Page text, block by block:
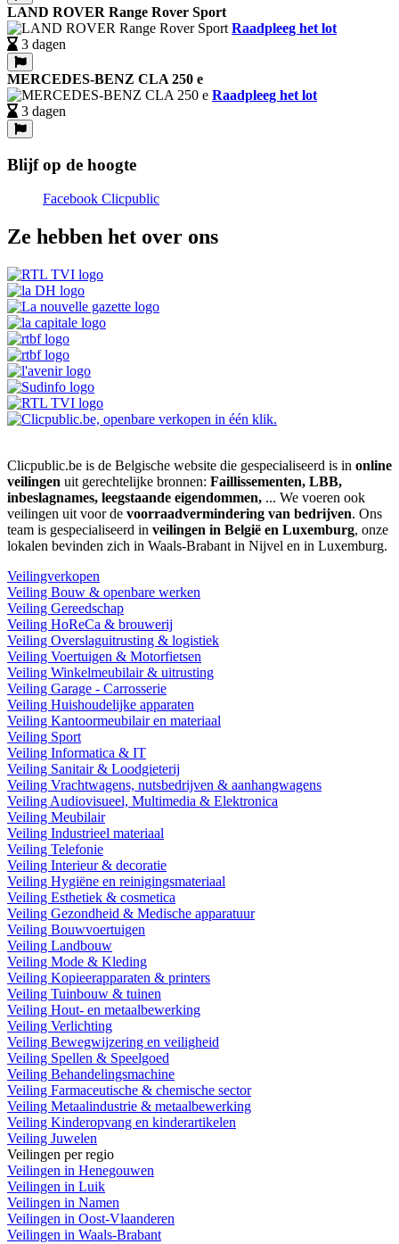
LAND ROVER Range Rover Sport
Raadpleeg het lot
3 dagen
MERCEDES-BENZ CLA 250 e
Raadpleeg het lot
3 dagen
Blijf op de hoogte
Facebook Clicpublic
Ze hebben het over ons
Clicpublic.be is de Belgische website die gespecialiseerd is in online
veilingen uit gerechtelijke bronnen: Faillissementen, LBB,
inbeslagnames, leegstaande eigendommen, ... We voeren ook
veilingen uit voor de voorraadvermindering van bedrijven. Ons
team is gespecialiseerd in veilingen in België en Luxemburg, onze
lokalen bevinden zich in Waals-Brabant in Nijvel en in Luxemburg.
Veilingverkopen
Veiling Bouw & openbare werken
Veiling Gereedschap
Veiling HoReCa & brouwerij
Veiling Overslaguitrusting & logistiek
Veiling Voertuigen & Motorfietsen
Veiling Winkelmeubilair & uitrusting
Veiling Garage - Carrosserie
Veiling Huishoudelijke apparaten
Veiling Kantoormeubilair en materiaal
Veiling Sport
Veiling Informatica & IT
Veiling Sanitair & Loodgieterij
Veiling Vrachtwagens, nutsbedrijven & aanhangwagens
Veiling Audiovisueel, Multimedia & Elektronica
Veiling Meubilair
Veiling Industrieel materiaal
Veiling Telefonie
Veiling Interieur & decoratie
Veiling Hygiëne en reinigingsmateriaal
Veiling Esthetiek & cosmetica
Veiling Gezondheid & Medische apparatuur
Veiling Bouwvoertuigen
Veiling Landbouw
Veiling Mode & Kleding
Veiling Kopieerapparaten & printers
Veiling Tuinbouw & tuinen
Veiling Hout- en metaalbewerking
Veiling Verlichting
Veiling Bewegwijzering en veiligheid
Veiling Spellen & Speelgoed
Veiling Behandelingsmachine
Veiling Farmaceutische & chemische sector
Veiling Metaalindustrie & metaalbewerking
Veiling Kinderopvang en kinderartikelen
Veiling Juwelen
Veilingen per regio
Veilingen in Henegouwen
Veilingen in Luik
Veilingen in Namen
Veilingen in Oost-Vlaanderen
Veilingen in Waals-Brabant